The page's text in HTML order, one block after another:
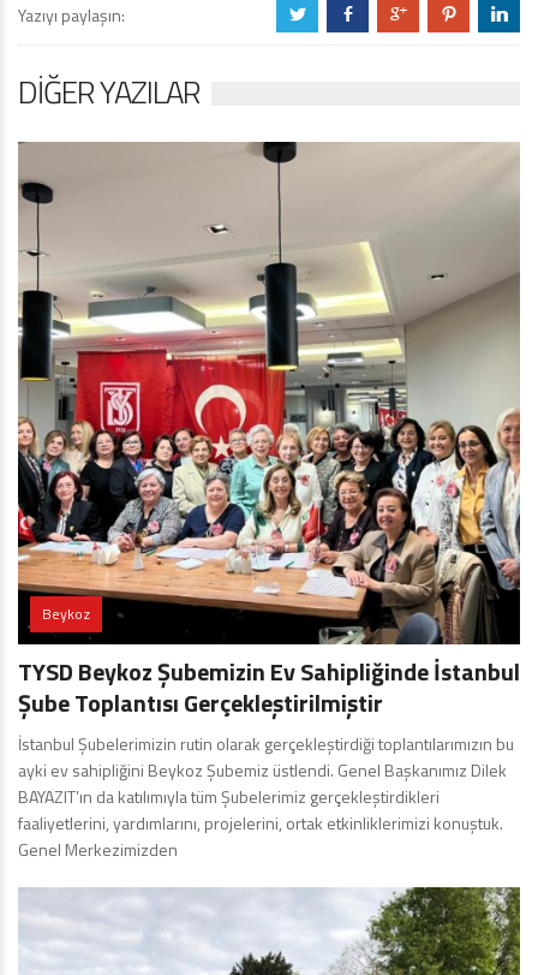
Yazıyı paylaşın: a b c d j
DIĞER YAZILAR
Beykoz
TYSD Beykoz Şubemizin Ev Sahipliğinde İstanbul
Şube Toplantısı Gerçekleştirilmiştir
İstanbul Şubelerimizin rutin olarak gerçekleştirdiği toplantılarımızın bu
ayki ev sahipliğini Beykoz Şubemiz üstlendi. Genel Başkanımız Dilek
BAYAZIT’ın da katılımıyla tüm Şubelerimiz gerçekleştirdikleri
faaliyetlerini, yardımlarını, projelerini, ortak etkinliklerimizi konuştuk.
Genel Merkezimizden